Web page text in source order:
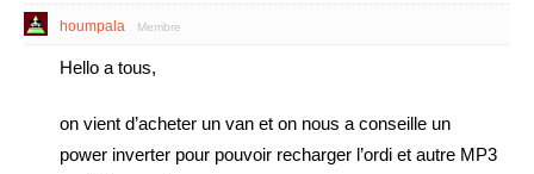
houmpala Membre
Hello a tous,
on vient d’acheter un van et on nous a conseille un
power inverter pour pouvoir recharger l’ordi et autre MP3